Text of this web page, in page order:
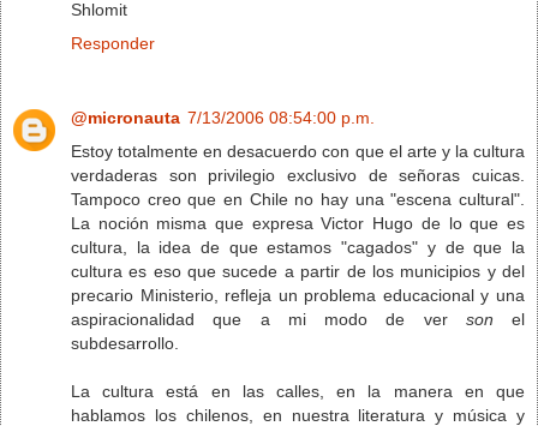
Shlomit
Responder
@micronauta 7/13/2006 08:54:00 p.m.
Estoy totalmente en desacuerdo con que el arte y la cultura
verdaderas son privilegio exclusivo de señoras cuicas.
Tampoco creo que en Chile no hay una "escena cultural".
La noción misma que expresa Victor Hugo de lo que es
cultura, la idea de que estamos "cagados" y de que la
cultura es eso que sucede a partir de los municipios y del
precario Ministerio, refleja un problema educacional y una
aspiracionalidad que a mi modo de ver son el
subdesarrollo.
La cultura está en las calles, en la manera en que
hablamos los chilenos, en nuestra literatura y música y